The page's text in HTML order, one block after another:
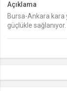
Açıklama
Bursa-Ankara kara
güçlükle sağlanıyor.